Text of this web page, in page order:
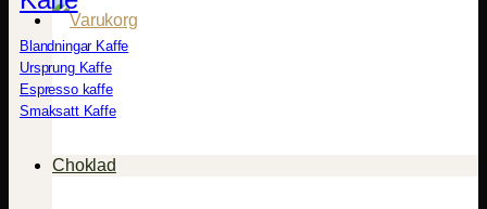
Blandningar Kaffe
Ursprung Kaffe
Espresso kaffe
Smaksatt Kaffe
Choklad